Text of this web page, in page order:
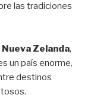
las tradiciones
Zelanda,
un país enorme,
destinos